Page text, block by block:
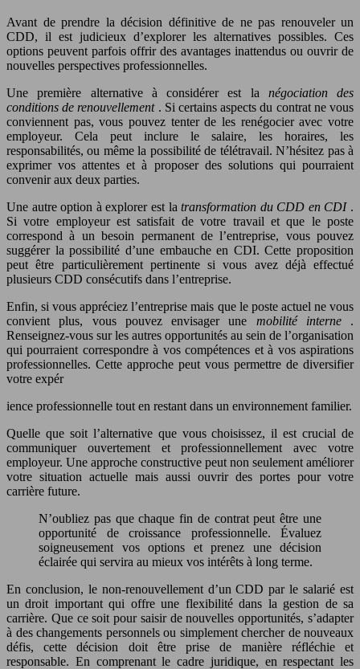
Avant de prendre la décision définitive de ne pas renouveler un
CDD, il est judicieux d’explorer les alternatives possibles. Ces
options peuvent parfois offrir des avantages inattendus ou ouvrir de
nouvelles perspectives professionnelles.
Une première alternative à considérer est la négociation des
conditions de renouvellement . Si certains aspects du contrat ne vous
conviennent pas, vous pouvez tenter de les renégocier avec votre
employeur. Cela peut inclure le salaire, les horaires, les
responsabilités, ou même la possibilité de télétravail. N’hésitez pas à
exprimer vos attentes et à proposer des solutions qui pourraient
convenir aux deux parties.
Une autre option à explorer est latransformation du CDD en CDI .
Si votre employeur est satisfait de votre travail et que le poste
correspond à un besoin permanent de l’entreprise, vous pouvez
suggérer la possibilité d’une embauche en CDI. Cette proposition
peut être particulièrement pertinente si vous avez déjà effectué
plusieurs CDD consécutifs dans l’entreprise.
Enfin, si vous appréciez l’entreprise mais que le poste actuel ne vous
convient plus, vous pouvez envisager une mobilité interne .
Renseignez-vous sur les autres opportunités au sein de l’organisation
qui pourraient correspondre à vos compétences et à vos aspirations
professionnelles. Cette approche peut vous permettre de diversifier
votre expér
ience professionnelle tout en restant dans un environnement familier.
Quelle que soit l’alternative que vous choisissez, il est crucial de
communiquer ouvertement et professionnellement avec votre
employeur. Une approche constructive peut non seulement améliorer
votre situation actuelle mais aussi ouvrir des portes pour votre
carrière future.
N’oubliez pas que chaque fin de contrat peut être une
opportunité de croissance professionnelle. Évaluez
soigneusement vos options et prenez une décision
éclairée qui servira au mieux vos intérêts à long terme.
En conclusion, le non-renouvellement d’un CDD par le salarié est
un droit important qui offre une flexibilité dans la gestion de sa
carrière. Que ce soit pour saisir de nouvelles opportunités, s’adapter
à des changements personnels ou simplement chercher de nouveaux
défis, cette décision doit être prise de manière réfléchie et
responsable. En comprenant le cadre juridique, en respectant les